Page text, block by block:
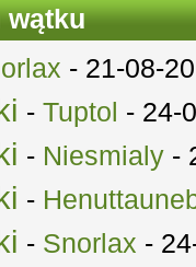
wątku
- 21-08-
- Tuptol - 24-
- Niesmialy -
-
- Snorlax -